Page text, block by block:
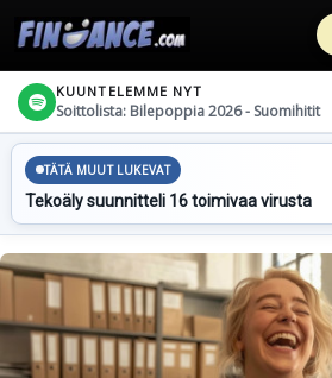
KUUNTELEMME NYT
Soittolista: Bilepoppia 2026 - Suomihitit
TÄTÄ MUUT LUKEVAT
Tekoäly suunnitteli 16 toimivaa virusta